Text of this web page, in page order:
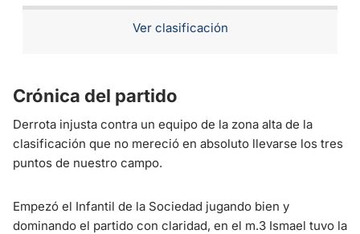
Ver clasificación
Crónica del partido
Derrota injusta contra un equipo de la zona alta de la
clasificación que no mereció en absoluto llevarse los tres
puntos de nuestro campo.
Empezó el Infantil de la Sociedad jugando bien y
dominando el partido con claridad, en el m.3 Ismael tuvo la